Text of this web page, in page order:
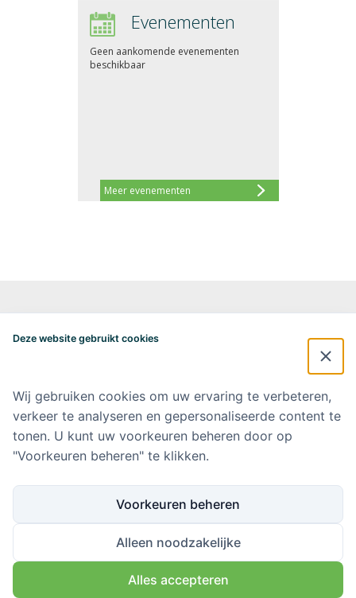
Evenementen
Meer evenementen
Geen aankomende evenementen
beschikbaar
Postbus 7057
alzheimercentrum@amsterdamumc.nl
Doneer via: NL 42 INGB 0006 9052 76 Ten name van: Stichting Steun
Alzheimercentrum Amsterdam
Amsterdam UMC
Deze website gebruikt cookies
Wij gebruiken cookies om uw ervaring te verbeteren,
verkeer te analyseren en gepersonaliseerde content te
tonen. U kunt uw voorkeuren beheren door op
"Voorkeuren beheren" te klikken.
Voorkeuren beheren
Alleen noodzakelijke
Alles accepteren